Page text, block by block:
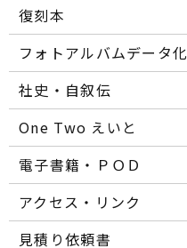
復刻本
フォトアルバムデータ化
社史・自叙伝
One Two えいと
電子書籍・ＰＯＤ
アクセス・リンク
見積り依頼書